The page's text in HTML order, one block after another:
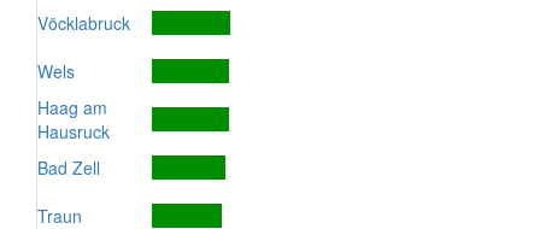
Vöcklabruck
Wels
Haag am
Hausruck
Bad Zell
Traun